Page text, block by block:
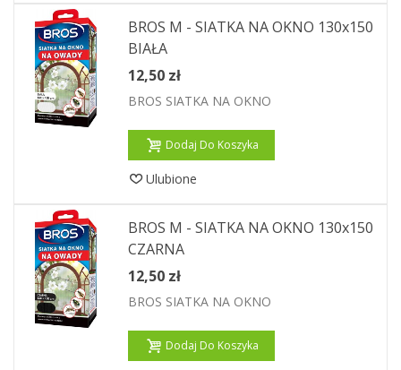
BROS M - SIATKA NA OKNO 130x150
BIAŁA
12,50 zł
BROS SIATKA NA OKNO
Dodaj Do Koszyka
Ulubione
BROS M - SIATKA NA OKNO 130x150
CZARNA
12,50 zł
BROS SIATKA NA OKNO
Dodaj Do Koszyka